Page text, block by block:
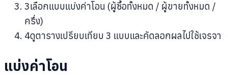
3เลือกแบบแบ่งค่าโอน (ผู้ซื้อทั้งหมด / ผู้ขายทั้งหมด /
ครึ่ง)
4ดูตารางเปรียบเทียบ 3 แบบและคัดลอกผลไปใช้เจรจา
แบ่งค่าโอน